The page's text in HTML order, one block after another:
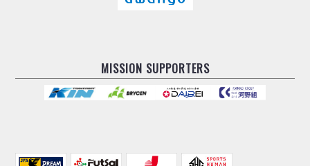
MISSION SUPPORTERS